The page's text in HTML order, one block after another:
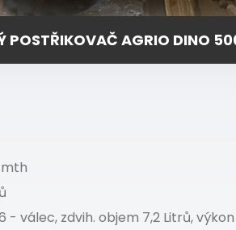
POSTŘIKOVAČ AGRIO DINO
mth
- válec, zdvih. objem 7,2 Litrů,